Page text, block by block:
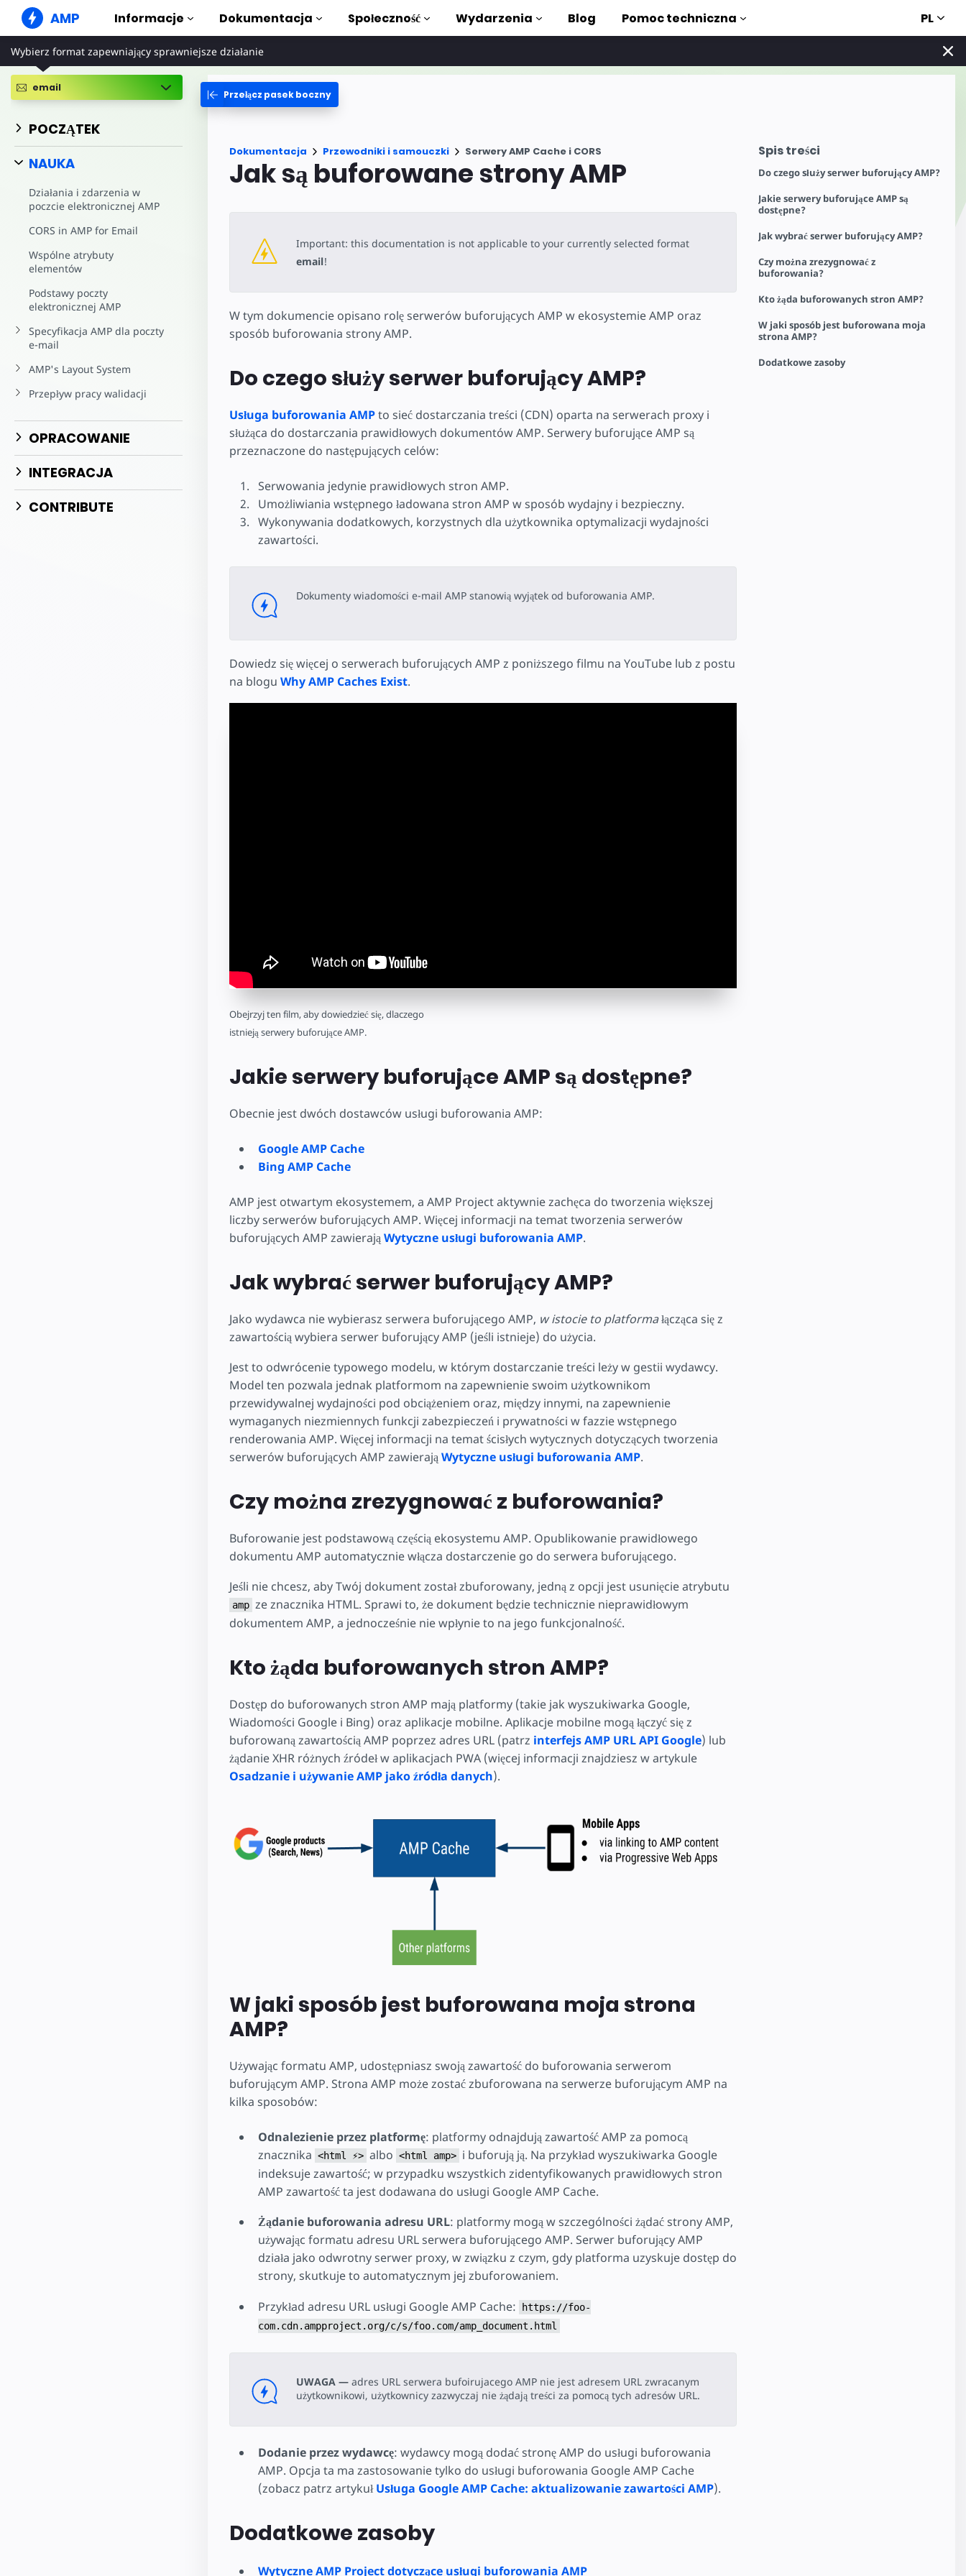
AMP Informacje
Witryny internetowe AMP
Tworzenie nienagannych
rozwiązań internetowych
Superszybkie reklamy w
Poczta e-mail AMP
Dokumentacja
Przewodniki i samouczki
Zacznij korzystać z AMP
Pełna biblioteka AMP
Przykłady
Hands-on introduction to AMP
kursom
Szablony
Narzędzia
Zacznij tworzyć
Społeczność Wydarzenia Blog Pomoc techniczna PL
Wybierz format zapewniający sprawniejsze działanie
email
POCZĄTEK
NAUKA
Działania i zdarzenia w
poczcie elektronicznej AMP
CORS in AMP for Email
Wspólne atrybuty
elementów
Podstawy poczty
elektronicznej AMP
Specyfikacja AMP dla poczty
e-mail
AMP's Layout System
Przepływ pracy walidacji
OPRACOWANIE
INTEGRACJA
CONTRIBUTE
Spis treści
Do czego służy serwer buforujący AMP?
Jakie serwery buforujące AMP są
dostępne?
Jak wybrać serwer buforujący AMP?
Czy można zrezygnować z
buforowania?
Kto żąda buforowanych stron AMP?
W jaki sposób jest buforowana moja
strona AMP?
Dodatkowe zasoby
Przełącz pasek boczny
Dokumentacja Przewodniki i samouczki Serwery AMP Cache i CORS
Jak są buforowane strony AMP
Important: this documentation is not applicable to your currently selected format
email!
W tym dokumencie opisano rolę serwerów buforujących AMP w ekosystemie AMP oraz
sposób buforowania strony AMP.
Do czego służy serwer buforujący AMP?
Usługa buforowania AMPto sieć dostarczania treści (CDN) oparta na serwerach proxy i
służąca do dostarczania prawidłowych dokumentów AMP. Serwery buforujące AMP są
przeznaczone do następujących celów:
Serwowania jedynie prawidłowych stron AMP.
Umożliwiania wstępnego ładowana stron AMP w sposób wydajny i bezpieczny.
Wykonywania dodatkowych, korzystnych dla użytkownika optymalizacji wydajności
zawartości.
Dokumenty wiadomości e-mail AMP stanowią wyjątek od buforowania AMP.
Dowiedz się więcej o serwerach buforujących AMP z poniższego filmu na YouTube lub z postu
na blogu Why AMP Caches Exist.
Obejrzyj ten film, aby dowiedzieć się, dlaczego
istnieją serwery buforujące AMP.
Jakie serwery buforujące AMP są dostępne?
Obecnie jest dwóch dostawców usługi buforowania AMP:
Google AMP Cache
Bing AMP Cache
AMP jest otwartym ekosystemem, a AMP Project aktywnie zachęca do tworzenia większej
liczby serwerów buforujących AMP. Więcej informacji na temat tworzenia serwerów
buforujących AMP zawierająWytyczne usługi buforowania AMP.
Jak wybrać serwer buforujący AMP?
Jako wydawca nie wybierasz serwera buforującego AMP, w istocie to platformałącząca się z
zawartością wybiera serwer buforujący AMP (jeśli istnieje) do użycia.
Jest to odwrócenie typowego modelu, w którym dostarczanie treści leży w gestii wydawcy.
Model ten pozwala jednak platformom na zapewnienie swoim użytkownikom
przewidywalnej wydajności pod obciążeniem oraz, między innymi, na zapewnienie
wymaganych niezmiennych funkcji zabezpieczeń i prywatności w fazzie wstępnego
renderowania AMP. Więcej informacji na temat ścisłych wytycznych dotyczących tworzenia
serwerów buforujących AMP zawierająWytyczne usługi buforowania AMP.
Czy można zrezygnować z buforowania?
Buforowanie jest podstawową częścią ekosystemu AMP. Opublikowanie prawidłowego
dokumentu AMP automatycznie włącza dostarczenie go do serwera buforującego.
Jeśli nie chcesz, aby Twój dokument został zbuforowany, jedną z opcji jest usunięcie atrybutu
amp ze znacznika HTML. Sprawi to, że dokument będzie technicznie nieprawidłowym
dokumentem AMP, a jednocześnie nie wpłynie to na jego funkcjonalność.
Kto żąda buforowanych stron AMP?
Dostęp do buforowanych stron AMP mają platformy (takie jak wyszukiwarka Google,
Wiadomości Google i Bing) oraz aplikacje mobilne. Aplikacje mobilne mogą łączyć się z
buforowaną zawartością AMP poprzez adres URL (patrz interfejs AMP URL API Google) lub
żądanie XHR różnych źródeł w aplikacjach PWA (więcej informacji znajdziesz w artykule
Osadzanie i używanie AMP jako źródła danych).
W jaki sposób jest buforowana moja strona
AMP?
Używając formatu AMP, udostępniasz swoją zawartość do buforowania serwerom
buforującym AMP. Strona AMP może zostać zbuforowana na serwerze buforującym AMP na
kilka sposobów:
Odnalezienie przez platformę: platformy odnajdują zawartość AMP za pomocą
znacznika <html ⚡> albo <html amp> i buforują ją. Na przykład wyszukiwarka Google
indeksuje zawartość; w przypadku wszystkich zidentyfikowanych prawidłowych stron
AMP zawartość ta jest dodawana do usługi Google AMP Cache.
Żądanie buforowania adresu URL: platformy mogą w szczególności żądać strony AMP,
używając formatu adresu URL serwera buforującego AMP. Serwer buforujący AMP
działa jako odwrotny serwer proxy, w związku z czym, gdy platforma uzyskuje dostęp do
strony, skutkuje to automatycznym jej zbuforowaniem.
Przykład adresu URL usługi Google AMP Cache:
https://foo-
com.cdn.ampproject.org/c/s/foo.com/amp_document.html
UWAGA —adres URL serwera bufoirujacego AMP nie jest adresem URL zwracanym
użytkownikowi, użytkownicy zazwyczaj nie żądają treści za pomocą tych adresów URL.
Dodanie przez wydawcę: wydawcy mogą dodać stronę AMP do usługi buforowania
AMP. Opcja ta ma zastosowanie tylko do usługi buforowania Google AMP Cache
(zobacz patrz artykułUsługa Google AMP Cache: aktualizowanie zawartości AMP).
Dodatkowe zasoby
Wytyczne AMP Project dotyczące usługi buforowania AMP